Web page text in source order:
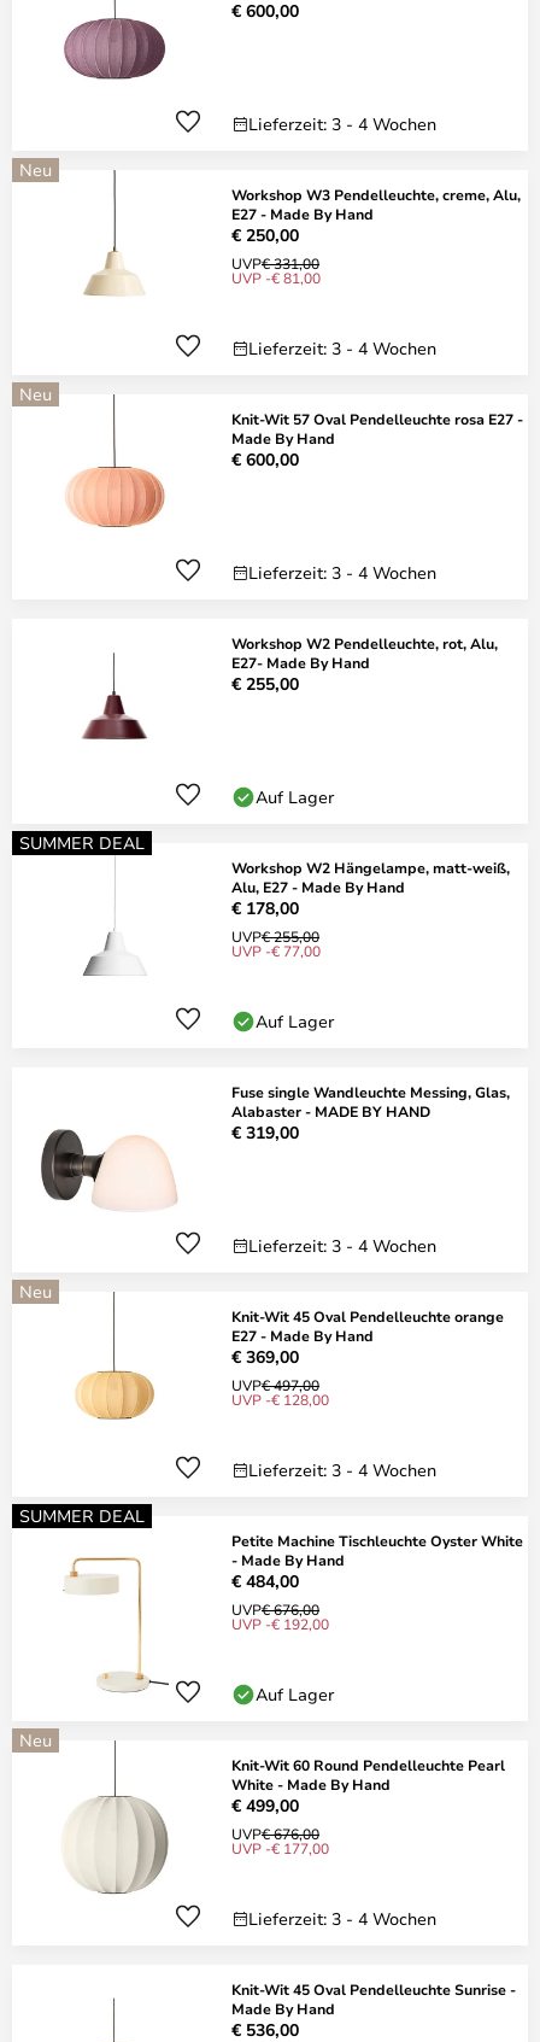
€ 600,00
Lieferzeit: 3 - 4 Wochen
Neu
Workshop W3 Pendelleuchte, creme, Alu,
E27 - Made By Hand
€ 250,00
UVP€ 331,00
UVP -€ 81,00
Lieferzeit: 3 - 4 Wochen
Neu
Knit-Wit 57 Oval Pendelleuchte rosa E27 -
Made By Hand
€ 600,00
Lieferzeit: 3 - 4 Wochen
Workshop W2 Pendelleuchte, rot, Alu,
E27- Made By Hand
€ 255,00
Auf Lager
SUMMER DEAL
Workshop W2 Hängelampe, matt-weiß,
Alu, E27 - Made By Hand
€ 178,00
UVP€ 255,00
UVP -€ 77,00
Auf Lager
Fuse single Wandleuchte Messing, Glas,
Alabaster - MADE BY HAND
€ 319,00
Lieferzeit: 3 - 4 Wochen
Neu
Knit-Wit 45 Oval Pendelleuchte orange
E27 - Made By Hand
€ 369,00
UVP€ 497,00
UVP -€ 128,00
Lieferzeit: 3 - 4 Wochen
SUMMER DEAL
Petite Machine Tischleuchte Oyster White
- Made By Hand
€ 484,00
UVP€ 676,00
UVP -€ 192,00
Auf Lager
Neu
Knit-Wit 60 Round Pendelleuchte Pearl
White - Made By Hand
€ 499,00
UVP€ 676,00
UVP -€ 177,00
Lieferzeit: 3 - 4 Wochen
Knit-Wit 45 Oval Pendelleuchte Sunrise -
Made By Hand
€ 536,00